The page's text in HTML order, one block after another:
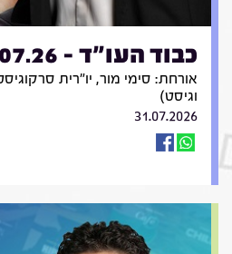
כבוד העו"ד - 31.07.26
אורחת: סימי מור, יו"רית
וגיסט)
31.07.2026